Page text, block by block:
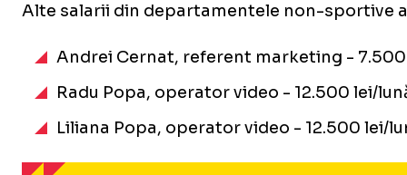
Alte salarii din departamentele non-sportive
Andrei Cernat, referent marketing -
Radu Popa, operator video - 12.500 lei/
Liliana Popa, operator video - 12.500 lei/